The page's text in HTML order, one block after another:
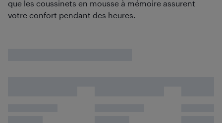
que les coussinets en mousse à mémoire assurent
votre confort pendant des heures.